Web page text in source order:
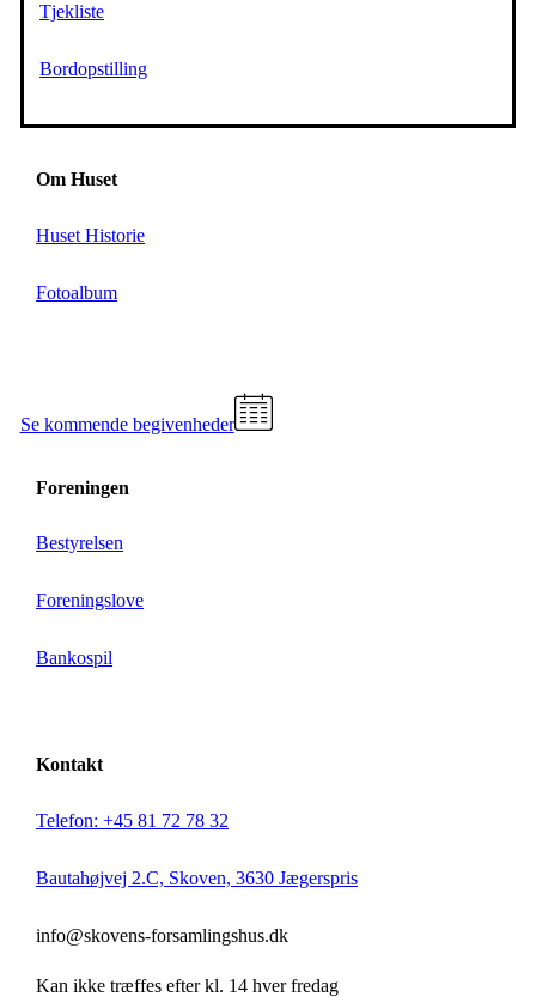
Tjekliste
Bordopstilling
Om Huset
Huset Historie
Fotoalbum
Se kommende begivenheder
Foreningen
Bestyrelsen
Foreningslove
Bankospil
Kontakt
Telefon: +45 81 72 78 32
Bautahøjvej 2.C, Skoven, 3630 Jægerspris
info@skovens-forsamlingshus.dk
Kan ikke træffes efter kl. 14 hver fredag